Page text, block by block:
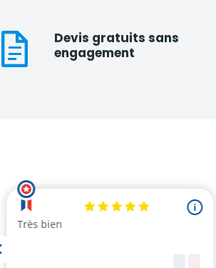
Devis gratuits sans
engagement